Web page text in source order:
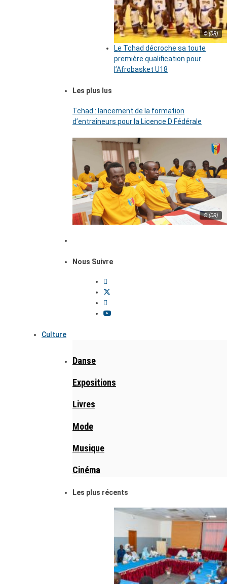
© (DR)
Le Tchad décroche sa toute
première qualification pour
l’Afrobasket U18
Les plus lus
Tchad : lancement de la formation
d’entraîneurs pour la Licence D Fédérale
© (DR)
Nous Suivre
Culture
Danse
Expositions
Livres
Mode
Musique
Cinéma
Les plus récents